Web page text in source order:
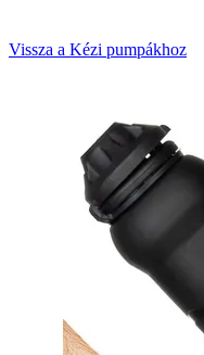
Vissza a Kézi pumpákhoz